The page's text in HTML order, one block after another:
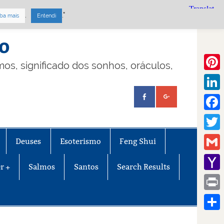
significado dos sonhos, oráculos,
Deuses Esoterismo Feng Shui
+ Salmos Santos Search Results
Gmail
Mail
Print
mais . Entendi ."